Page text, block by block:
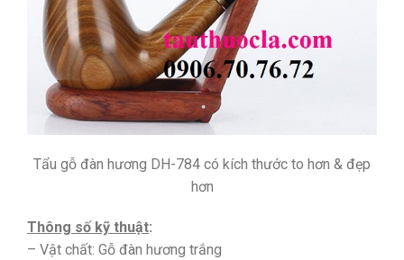
Tẩu gỗ đàn hương DH-784 có kích thước to hơn & đẹp
hơn
Thông số kỹ thuật:
– Vật chất: Gỗ đàn hương trắng